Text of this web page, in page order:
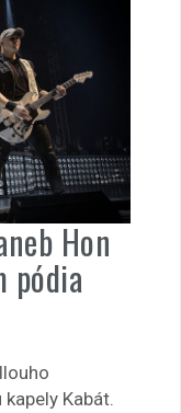
Hon
pódia
Kabát.